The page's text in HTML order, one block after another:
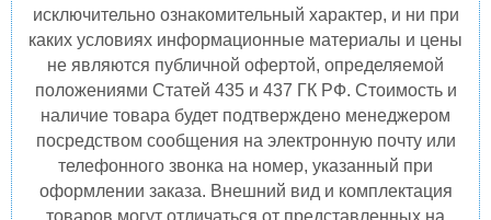
исключительно ознакомительный характер, и ни при
каких условиях информационные материалы и цены
не являются публичной офертой, определяемой
положениями Статей 435 и 437 ГК РФ. Стоимость и
наличие товара будет подтверждено менеджером
посредством сообщения на электронную почту или
телефонного звонка на номер, указанный при
оформлении заказа. Внешний вид и комплектация
товаров могут отличаться от представленных на